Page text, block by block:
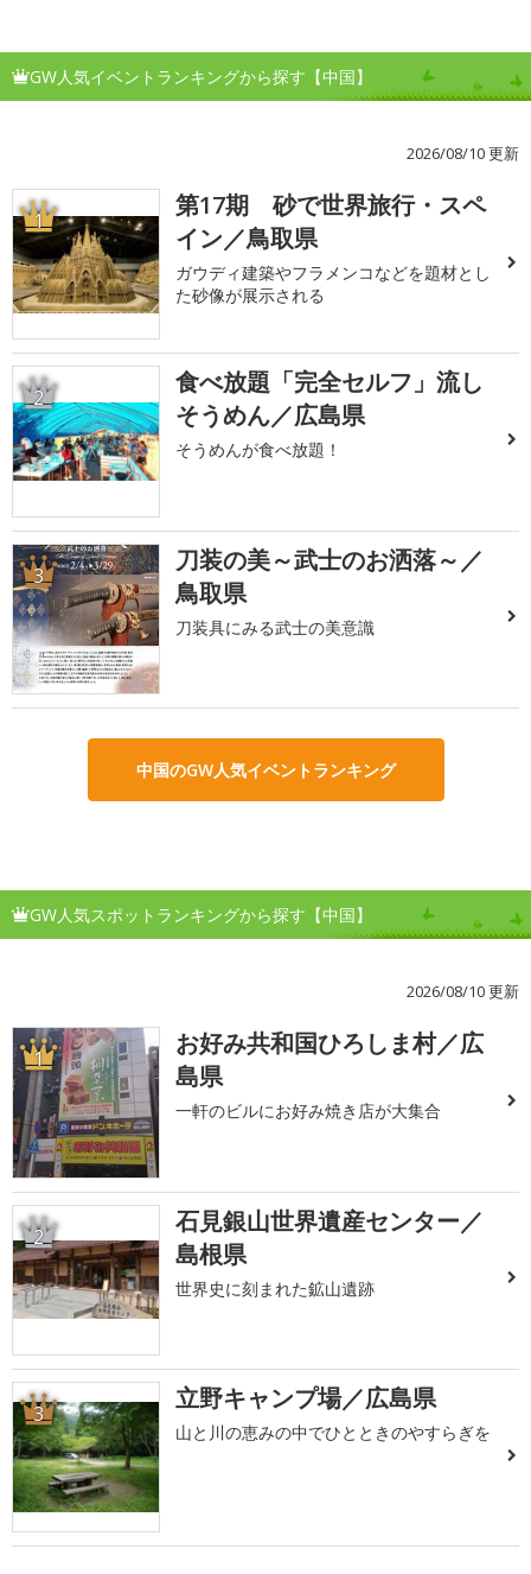
GW人気イベントランキングから探す【中国】
2026/08/10 更新
1
第17期 砂で世界旅行・スペ
イン／鳥取県
ガウディ建築やフラメンコなどを題材とし
た砂像が展示される
2
食べ放題「完全セルフ」流し
そうめん／広島県
そうめんが食べ放題！
3
刀装の美～武士のお洒落～／
鳥取県
刀装具にみる武士の美意識
中国のGW人気イベントランキング
GW人気スポットランキングから探す【中国】
2026/08/10 更新
1
お好み共和国ひろしま村／広
島県
一軒のビルにお好み焼き店が大集合
2
石見銀山世界遺産センター／
島根県
世界史に刻まれた鉱山遺跡
3 立野キャンプ場／広島県
山と川の恵みの中でひとときのやすらぎを